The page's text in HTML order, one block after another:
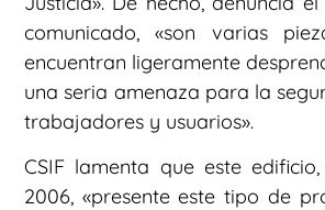
comunicado, «son varias
encuentran ligeramente
una seria amenaza para la
trabajadores y usuarios».
CSIF lamenta que este
2006, «presente este tipo de